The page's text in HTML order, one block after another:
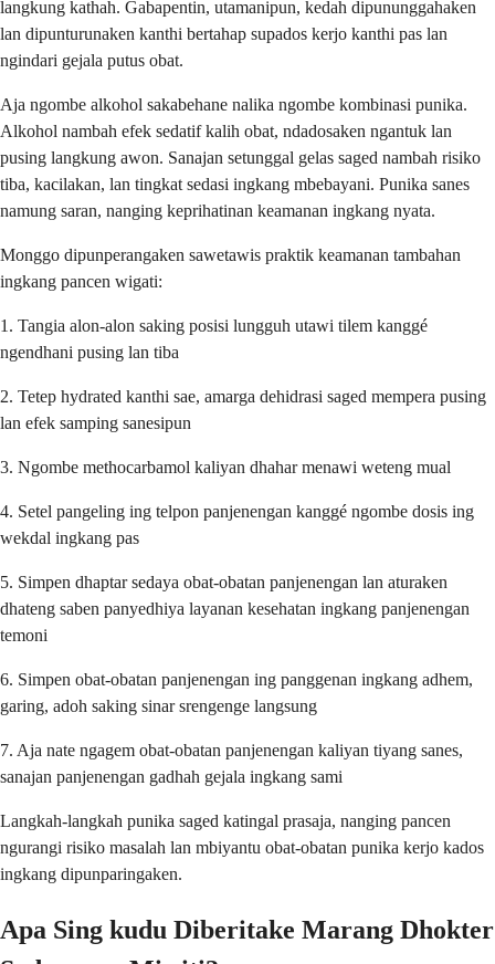
langkung kathah. Gabapentin, utamanipun, kedah dipununggahaken
lan dipunturunaken kanthi bertahap supados kerjo kanthi pas lan
ngindari gejala putus obat.
Aja ngombe alkohol sakabehane nalika ngombe kombinasi punika.
Alkohol nambah efek sedatif kalih obat, ndadosaken ngantuk lan
pusing langkung awon. Sanajan setunggal gelas saged nambah risiko
tiba, kacilakan, lan tingkat sedasi ingkang mbebayani. Punika sanes
namung saran, nanging keprihatinan keamanan ingkang nyata.
Monggo dipunperangaken sawetawis praktik keamanan tambahan
ingkang pancen wigati:
1. Tangia alon-alon saking posisi lungguh utawi tilem kanggé
ngendhani pusing lan tiba
2. Tetep hydrated kanthi sae, amarga dehidrasi saged mempera pusing
lan efek samping sanesipun
3. Ngombe methocarbamol kaliyan dhahar menawi weteng mual
4. Setel pangeling ing telpon panjenengan kanggé ngombe dosis ing
wekdal ingkang pas
5. Simpen dhaptar sedaya obat-obatan panjenengan lan aturaken
dhateng saben panyedhiya layanan kesehatan ingkang panjenengan
temoni
6. Simpen obat-obatan panjenengan ing panggenan ingkang adhem,
garing, adoh saking sinar srengenge langsung
7. Aja nate ngagem obat-obatan panjenengan kaliyan tiyang sanes,
sanajan panjenengan gadhah gejala ingkang sami
Langkah-langkah punika saged katingal prasaja, nanging pancen
ngurangi risiko masalah lan mbiyantu obat-obatan punika kerjo kados
ingkang dipunparingaken.
Apa Sing kudu Diberitake Marang Dhokter